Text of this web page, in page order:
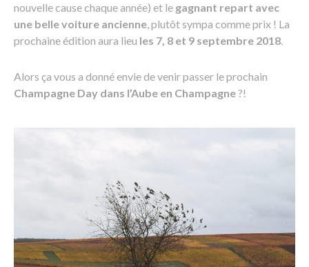
nouvelle cause chaque année) et le gagnant repart avec
une belle voiture ancienne, plutôt sympa comme prix ! La
prochaine édition aura lieu les 7, 8 et 9 septembre 2018.
Alors ça vous a donné envie de venir passer le prochain
Champagne Day dans l’Aube en Champagne?!